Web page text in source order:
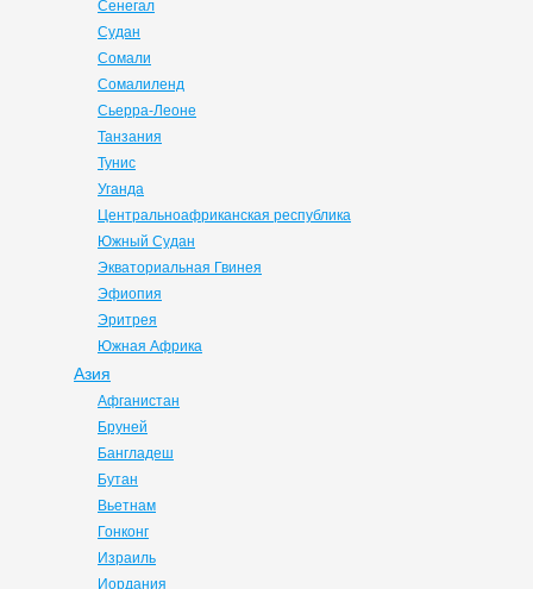
Сенегал
Судан
Сомали
Сомалиленд
Сьерра-Леоне
Танзания
Тунис
Уганда
Центральноафриканская республика
Южный Судан
Экваториальная Гвинея
Эфиопия
Эритрея
Южная Африка
Азия
Афганистан
Бруней
Бангладеш
Бутан
Вьетнам
Гонконг
Израиль
Иордания